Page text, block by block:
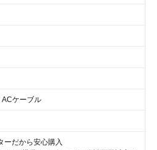
ACケーブル
ーだから安心購入